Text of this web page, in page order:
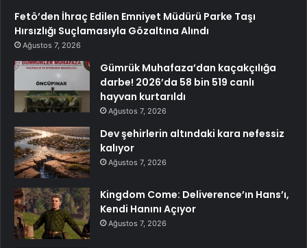
Fetö’den İhraç Edilen Emniyet Müdürü Parke Taşı
Hırsızlığı Suçlamasıyla Gözaltına Alındı
Ağustos 7, 2026
Gümrük Muhafaza’dan kaçakçılığa
darbe! 2026’da 58 bin 519 canlı
hayvan kurtarıldı
Ağustos 7, 2026
Dev şehirlerin altındaki kara nefessiz
kalıyor
Ağustos 7, 2026
Kingdom Come: Deliverence’ın Hans’ı,
Kendi Hanını Açıyor
Ağustos 7, 2026